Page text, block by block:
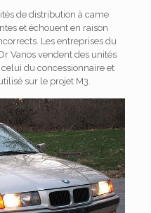
de distribution à came
et échouent en raison
Les entreprises du
Vanos vendent des unités
du concessionnaire et
sur le projet M3.